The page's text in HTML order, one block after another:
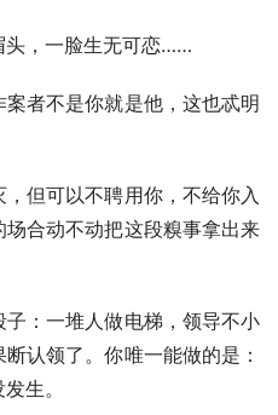
头，一脸生无可恋……
者不是你就是他，这也忒明
但可以不聘用你，不给你入
合动不动把这段糗事拿出来
：一堆人做电梯，领导不小
认领了。你唯一能做的是：
生。